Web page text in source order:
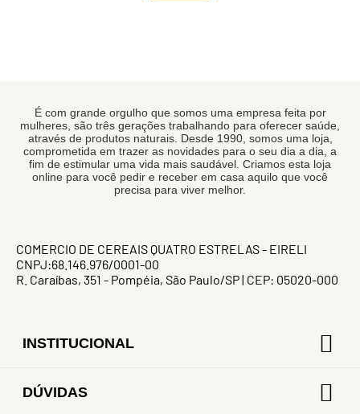
É com grande orgulho que somos uma empresa feita por
mulheres, são três gerações trabalhando para oferecer saúde,
através de produtos naturais. Desde 1990, somos uma loja,
comprometida em trazer as novidades para o seu dia a dia, a
fim de estimular uma vida mais saudável. Criamos esta loja
online para você pedir e receber em casa aquilo que você
precisa para viver melhor.
COMERCIO DE CEREAIS QUATRO ESTRELAS - EIRELI
CNPJ:68.146.976/0001-00
R. Caraíbas, 351 - Pompéia, São Paulo/SP | CEP: 05020-000
INSTITUCIONAL
DÚVIDAS